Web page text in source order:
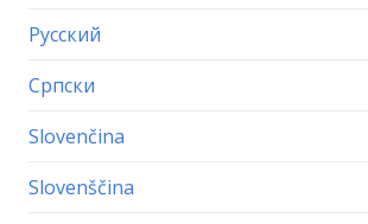
Русский
Српски
Slovenčina
Slovenščina